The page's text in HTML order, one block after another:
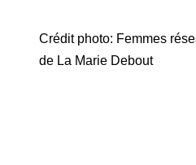
Crédit photo: Femmes
de La Marie Debout